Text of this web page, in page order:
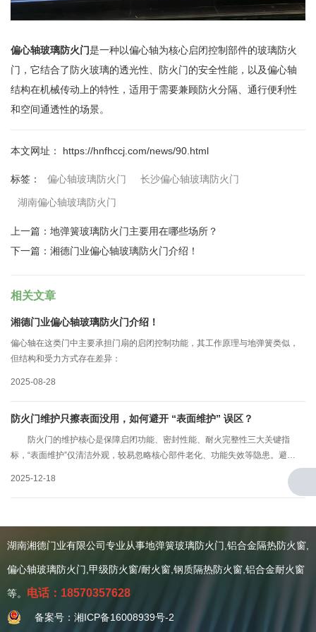
偏心轴玻璃防火门是一种以偏心轴为核心启闭控制部件的玻璃防火
门，它结合了防火玻璃的透光性、防火门的安全性能，以及偏心轴
结构在机械传动上的特性，适用于需要兼顾防火分隔、通行便利性
和空间通透性的场景。
本文网址： https://hnfhccj.com/news/90.html
标签： 偏心轴玻璃防火门 长沙偏心轴玻璃防火门
湖南偏心轴玻璃防火门
上一篇： 地弹簧玻璃防火门主要用在哪些场所？
下一篇： 湘德门业偏心轴玻璃防火门介绍！
相关文章
湘德门业偏心轴玻璃防火门介绍！
偏心轴在这类门中主要承担门扇的启闭控制功能，其工作原理与地弹簧类似，
但结构和受力方式存在差异：
2025-08-28
防火门维护只擦表面没用，如何避开 “表面维护” 误区？
防火门的维护核心是保障启闭功能、密封性能、耐火完整性三大关键指
标，“表面维护”仅清洁外观，较易忽略核心部件老化、功能失效等隐患。避开
误区需建立“全部件检查+功能性测试+定期合规核验”的系统维护逻辑，湖南防
2025-12-18
关于我们
公司简介
资质证书
湖南湘德门业有限公司专业从事地弹簧玻璃防火门,铝合金隔热防火窗,
偏心轴玻璃防火门,甲级防火窗/耐火窗,钢质隔热防火窗,铝合金耐火窗
等。 电话：18570357628
备案号：湘ICP备16008939号-2